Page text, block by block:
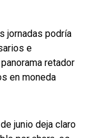
jornadas podría
e
retador
en moneda
junio deja claro